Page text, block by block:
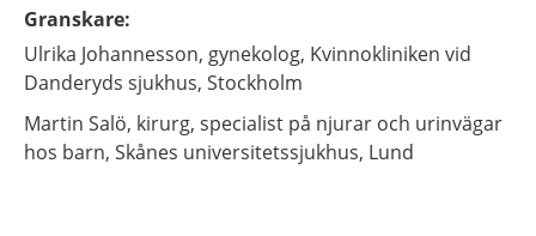
Granskare:
Ulrika Johannesson, gynekolog, Kvinnokliniken vid
Danderyds sjukhus, Stockholm
Martin Salö, kirurg, specialist på njurar och urinvägar
hos barn, Skånes universitetssjukhus, Lund